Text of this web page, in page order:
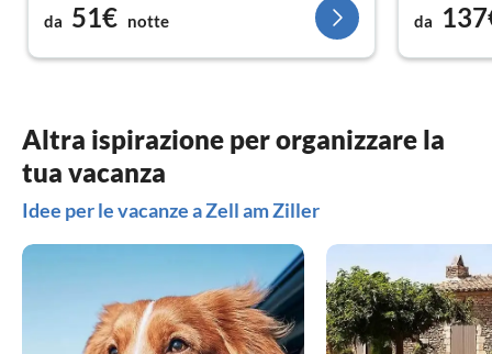
da 51€ notte da
Altra ispirazione per organizzare la
tua vacanza
Idee per le vacanze a Zell am Ziller